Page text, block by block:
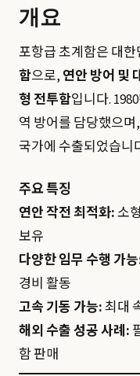
개요
포항급 초계함은 대
함으로, 연안 방어 및
형 전투함입니다.
역 방어를 담당했으
국가에 수출되었습니
주요 특징
연안 작전 최적화:소
보유
다양한 임무 수행 가
경비 활동
고속 기동 가능:최대
해외 수출 성공 사례:
함 판매